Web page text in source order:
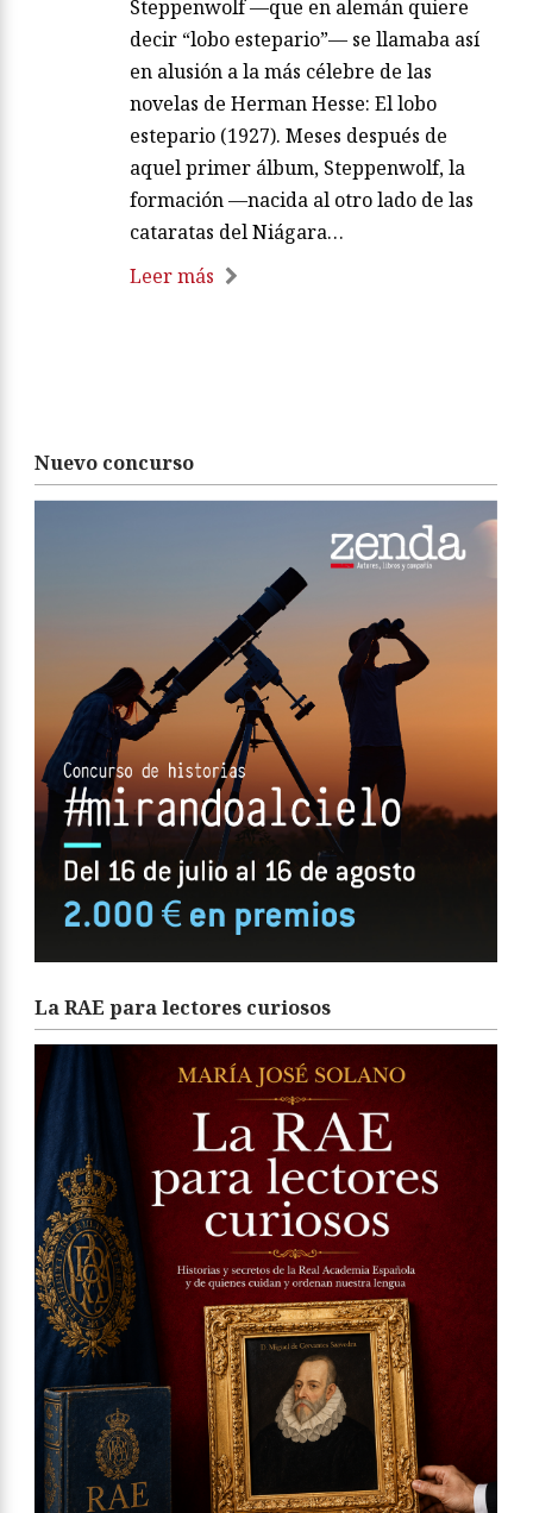
Steppenwolf —que en alemán quiere
decir “lobo estepario”— se llamaba así
en alusión a la más célebre de las
novelas de Herman Hesse: El lobo
estepario (1927). Meses después de
aquel primer álbum, Steppenwolf, la
formación —nacida al otro lado de las
cataratas del Niágara…
Leer más
Nuevo concurso
La RAE para lectores curiosos